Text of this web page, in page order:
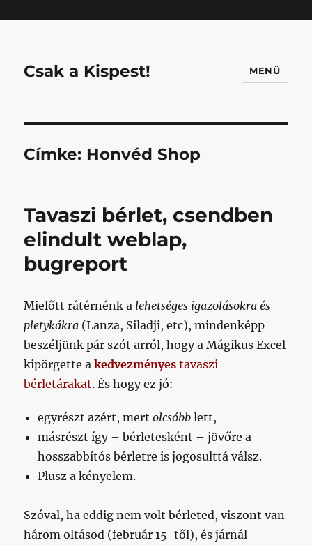
Csak a Kispest! MENÜ
Címke: Honvéd Shop
Tavaszi bérlet, csendben
elindult weblap,
bugreport
Mielőtt rátérnénk a lehetséges igazolásokra és
pletykákra (Lanza, Siladji, etc), mindenképp
beszéljünk pár szót arról, hogy a Mágikus Excel
kipörgette akedvezményes tavaszi
bérletárakat. És hogy ez jó:
egyrészt azért, mertolcsóbb lett,
másrészt így – bérletesként – jövőre a
hosszabbítós bérletre is jogosulttá válsz.
Plusz a kényelem.
Szóval, ha eddig nem volt bérleted, viszont van
három oltásod (február 15-től), és járnál